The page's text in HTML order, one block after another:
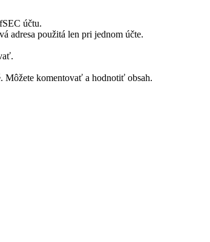
účtu.
adresa použitá len pri jednom účte.
Môžete komentovať a hodnotiť obsah.